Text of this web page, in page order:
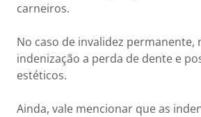
carneiros.
No caso de invalidez permanente,
indenização a perda de dente e
estéticos.
Ainda, vale mencionar que as